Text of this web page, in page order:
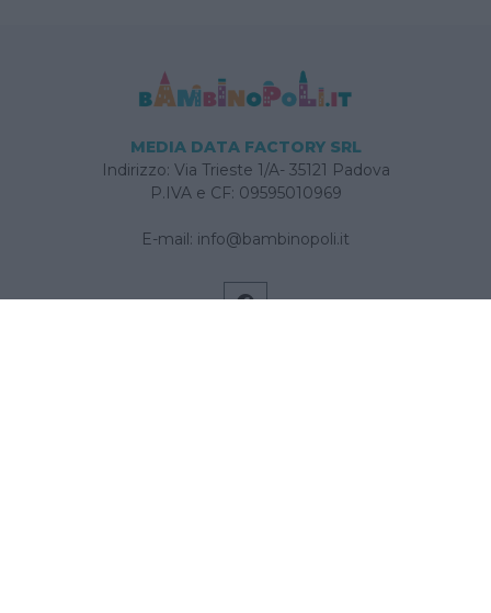
MEDIA DATA FACTORY SRL
Indirizzo: Via Trieste 1/A- 35121 Padova
P.IVA e CF: 09595010969
E-mail: info@bambinopoli.it